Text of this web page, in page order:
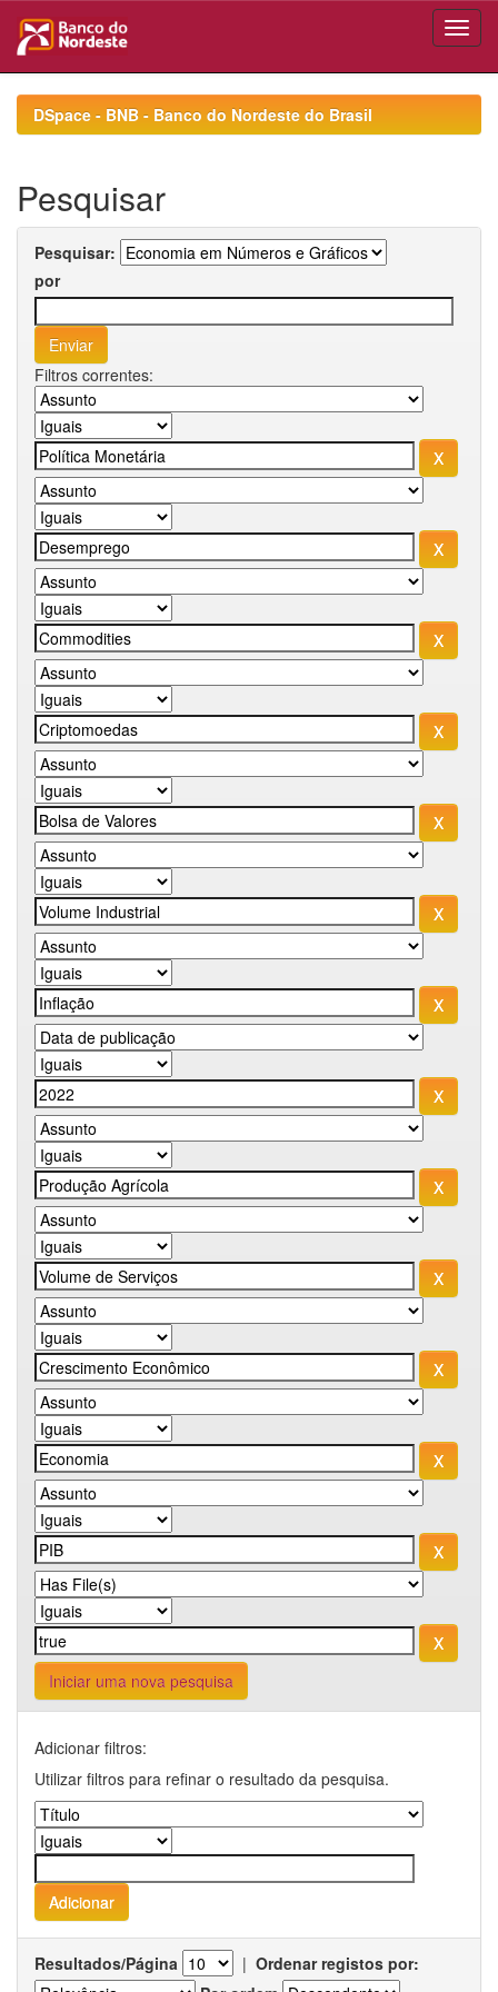
navigationDSpace - BNB - Banco do Nordeste do Brasil
Pesquisar
Pesquisar:
por
Filtros correntes:
Iniciar uma nova pesquisa
Adicionar filtros:
Utilizar filtros para refinar o resultado da pesquisa.
Resultados/Página | Ordenar registos por: